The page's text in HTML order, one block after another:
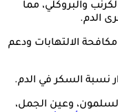
والبروكلي، مما
الدم.
الالتهابات ودعم
نسبة السكر في الدم.
3 مثل سمك السلمون، وعين الجمل،